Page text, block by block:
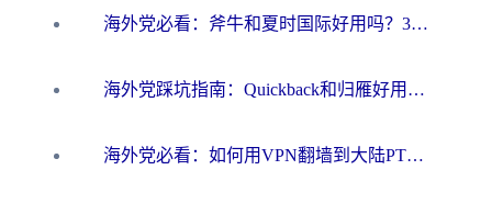
海外党必看：斧牛和夏时国际好用吗？3步选对回国加速器，无缝刷国内资源
海外党踩坑指南：Quickback和归雁好用吗？选对加速器才能无缝刷国内资源
海外党必看：如何用VPN翻墙到大陆PTT？一篇解决你所有回国加速痛点